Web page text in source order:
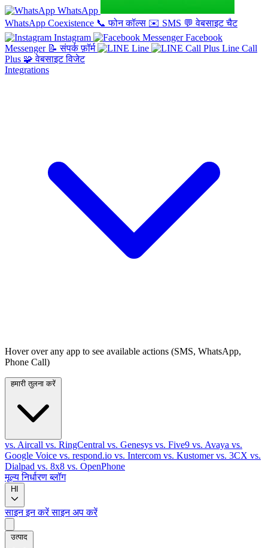
WhatsApp
WhatsApp Coexistence 📞 फोन कॉल्स ✉️ SMS 💬 वेबसाइट चैट
Instagram
Facebook
Messenger 📝 संपर्क फ़ॉर्म Line
Line Call
Plus 🧩 वेबसाइट विजेट
Integrations
Hover over any app to see available actions (SMS, WhatsApp,
Phone Call)
vs. Aircall vs. RingCentral vs. Genesys vs. Five9 vs. Avaya vs.
Google Voice vs. respond.io vs. Intercom vs. Kustomervs. 3CX vs.
Dialpad vs. 8x8 vs. OpenPhone
मूल्य निर्धारणब्लॉग
HI
साइन इन करेंसाइन अप करें
उत्पाद